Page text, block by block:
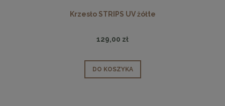
Krzesło STRIPS UV żółte
129,00 zł
DO KOSZYKA